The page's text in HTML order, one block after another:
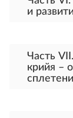
и
Часть
крийя –